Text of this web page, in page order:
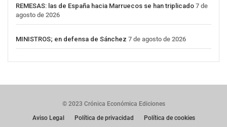
REMESAS: las de España hacia Marruecos se han triplicado 7 de
agosto de 2026
MINISTROS; en defensa de Sánchez 7 de agosto de 2026
© 2023 Crónica Económica Ediciones
Aviso Legal
Política de privacidad Política de cookies